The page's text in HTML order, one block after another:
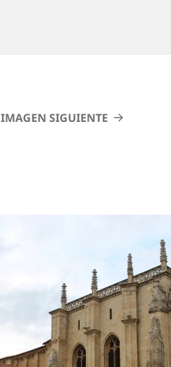
IMAGEN SIGUIENTE